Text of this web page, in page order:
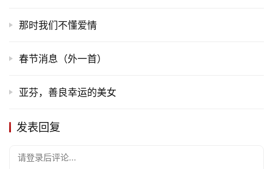
页
文
那时我们不懂爱情
春节消息（外一首）
亚芬，善良幸运的美女
发表回复
请登录后评论...